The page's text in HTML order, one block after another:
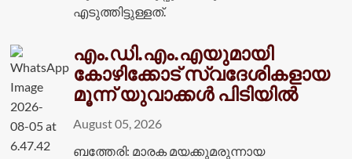
എടുത്തിട്ടുള്ളത്.
എം.ഡി.എം.എയുമായി
കോഴിക്കോട് സ്വദേശികളായ
മൂന്ന് യുവാക്കൾ പിടിയിൽ
August 05, 2026
ബത്തേരി: മാരക മയക്കുമരുന്നായ